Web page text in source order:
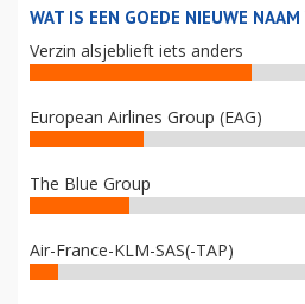
WAT IS EEN GOEDE NIEUWE
Verzin alsjeblieft iets anders
European Airlines Group (EAG)
The Blue Group
Air-France-KLM-SAS(-TAP)